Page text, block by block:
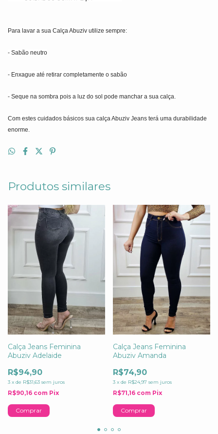
Para lavar a sua Calça Abuziv utilize sempre:
- Sabão neutro
- Enxague até retirar completamente o sabão
- Seque na sombra pois a luz do sol pode manchar a sua calça.
Com estes cuidados básicos sua calça Abuziv Jeans terá uma durabilidade
enorme.
Produtos similares
Calça Jeans Feminina
Abuziv Adelaide
R$94,90
3 x de R$31,63 sem juros
R$90,16 com Pix
Comprar
Calça Jeans Feminina
Abuziv Amanda
R$74,90
3 x de R$24,97 sem juros
R$71,16 com Pix
Comprar